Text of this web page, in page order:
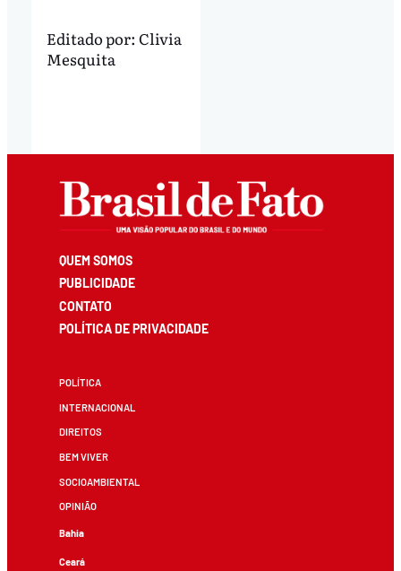
Editado por: Clivia
Mesquita
QUEM SOMOS
PUBLICIDADE
CONTATO
POLÍTICA DE PRIVACIDADE
POLÍTICA
INTERNACIONAL
DIREITOS
BEM VIVER
SOCIOAMBIENTAL
OPINIÃO
Bahia
Ceará